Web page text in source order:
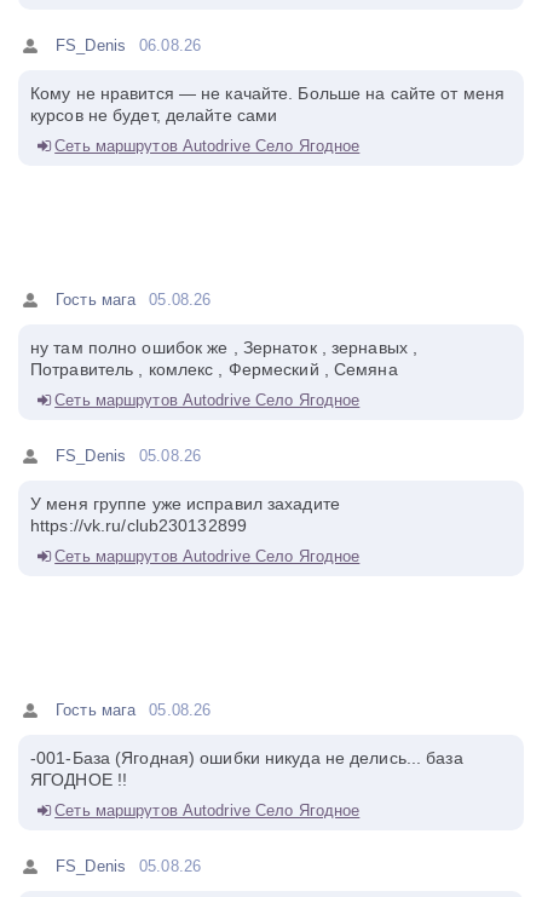
FS_Denis 06.08.26
Кому не нравится — не качайте. Больше на сайте от меня
курсов не будет, делайте сами
Сеть маршрутов Autodrive Село Ягодное
Гость мага 05.08.26
ну там полно ошибок же , Зернаток , зернавых ,
Потравитель , комлекс , Фермеский , Семяна
Сеть маршрутов Autodrive Село Ягодное
FS_Denis 05.08.26
У меня группе уже исправил захадите
https://vk.ru/club230132899
Сеть маршрутов Autodrive Село Ягодное
Гость мага 05.08.26
-001-База (Ягодная) ошибки никуда не делись... база
ЯГОДНОЕ !!
Сеть маршрутов Autodrive Село Ягодное
FS_Denis 05.08.26